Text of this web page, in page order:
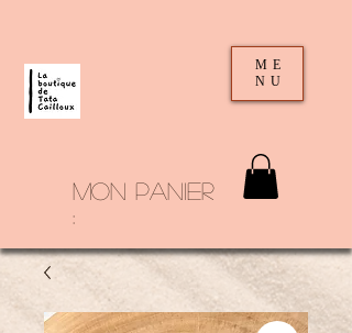
mon panier
:
ME
NU